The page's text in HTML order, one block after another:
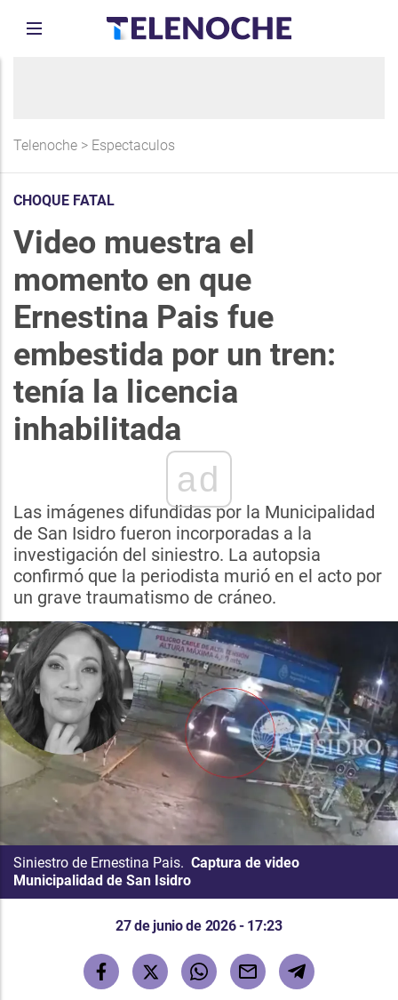
Telenoche > Espectaculos
CHOQUE FATAL
Video muestra el
momento en que
Ernestina Pais fue
embestida por un tren:
tenía la licencia
inhabilitada
ad
Las imágenes difundidas por la Municipalidad
de San Isidro fueron incorporadas a la
investigación del siniestro. La autopsia
confirmó que la periodista murió en el acto por
un grave traumatismo de cráneo.
Siniestro de Ernestina Pais. Captura de video
Municipalidad de San Isidro
27 de junio de 2026 - 17:23